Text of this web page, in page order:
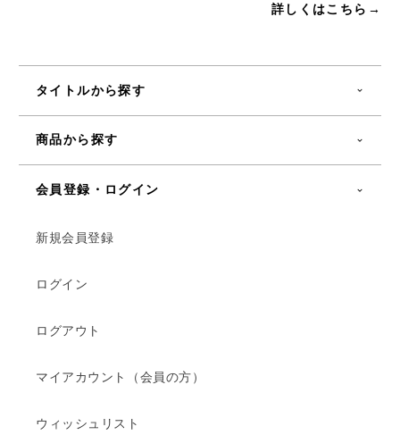
詳しくはこちら→
タイトルから探す
商品から探す
会員登録・ログイン
新規会員登録
ログイン
ログアウト
マイアカウント（会員の方）
ウィッシュリスト